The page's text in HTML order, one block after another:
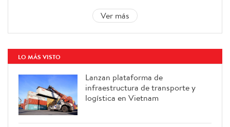
Ver más
LO MÁS VISTO
Lanzan plataforma de
infraestructura de transporte y
logística en Vietnam